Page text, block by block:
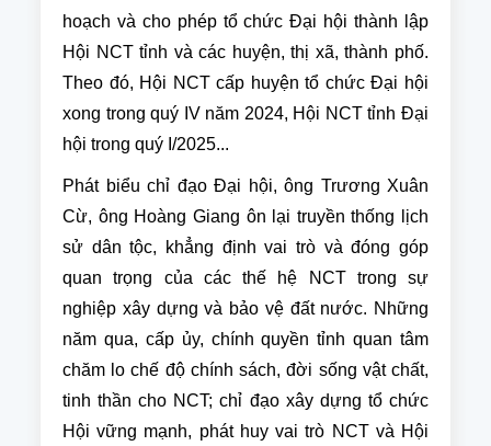
hoạch và cho phép tổ chức Đại hội thành lập
Hội NCT tỉnh và các huyện, thị xã, thành phố.
Theo đó, Hội NCT cấp huyện tổ chức Đại hội
xong trong quý IV năm 2024, Hội NCT tỉnh Đại
hội trong quý I/2025...
Phát biểu chỉ đạo Đại hội, ông Trương Xuân
Cừ, ông Hoàng Giang ôn lại truyền thống lịch
sử dân tộc, khẳng định vai trò và đóng góp
quan trọng của các thế hệ NCT trong sự
nghiệp xây dựng và bảo vệ đất nước. Những
năm qua, cấp ủy, chính quyền tỉnh quan tâm
chăm lo chế độ chính sách, đời sống vật chất,
tinh thần cho NCT; chỉ đạo xây dựng tổ chức
Hội vững mạnh, phát huy vai trò NCT và Hội